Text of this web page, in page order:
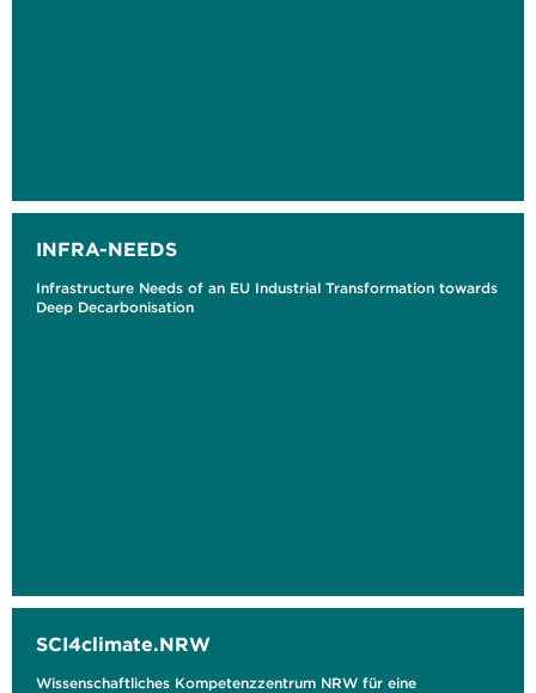
INFRA-NEEDS
Infrastructure Needs of an EU Industrial Transformation towards
Deep Decarbonisation
SCI4climate.NRW
Wissenschaftliches Kompetenzzentrum NRW für eine